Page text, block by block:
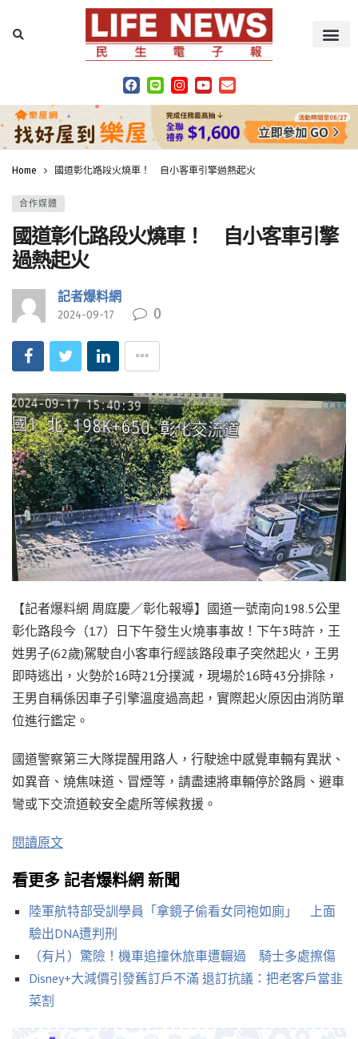
Home 國道彰化路段火燒車！ 自小客車引擎過熱起火
合作媒體
國道彰化路段火燒車！ 自小客車引擎
過熱起火
記者爆料網
2024-09-17 0
【記者爆料網 周庭慶／彰化報導】國道一號南向198.5公里
彰化路段今（17）日下午發生火燒事事故！下午3時許，王
姓男子(62歲)駕駛自小客車行經該路段車子突然起火，王男
即時逃出，火勢於16時21分撲滅，現場於16時43分排除，
王男自稱係因車子引擎溫度過高起，實際起火原因由消防單
位進行鑑定。
國道警察第三大隊提醒用路人，行駛途中感覺車輛有異狀、
如異音、燒焦味道、冒煙等，請盡速將車輛停於路肩、避車
彎或下交流道較安全處所等候救援。
閱讀原文
看更多 記者爆料網 新聞
陸軍航特部受訓學員「拿鏡子偷看女同袍如廁」 上面
驗出DNA遭判刑
（有片）驚險！機車追撞休旅車遭輾過 騎士多處擦傷
Disney+大減價引發舊訂戶不滿 退訂抗議：把老客戶當韭
菜割